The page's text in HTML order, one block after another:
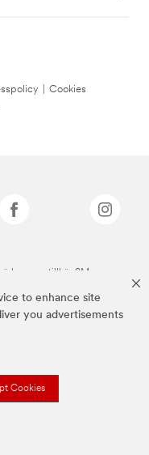
to enhance site
you advertisements
Cookies
Cookies
som tillhör 3M.